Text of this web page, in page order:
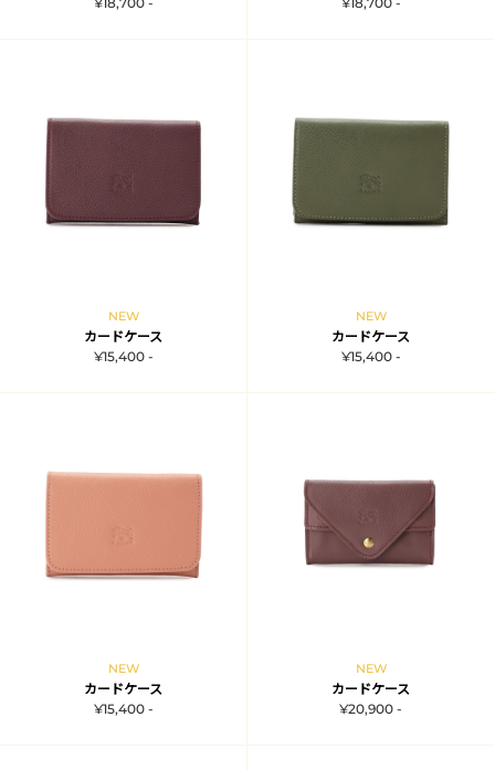
NEW
カードケース
¥15,400 -
NEW
カードケース
¥15,400 -
NEW
カードケース
¥15,400 -
NEW
カードケース
¥20,900 -